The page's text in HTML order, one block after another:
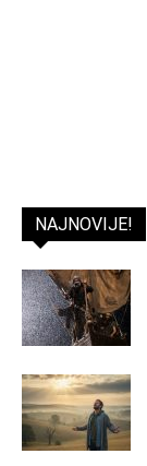
NAJNOVIJE!